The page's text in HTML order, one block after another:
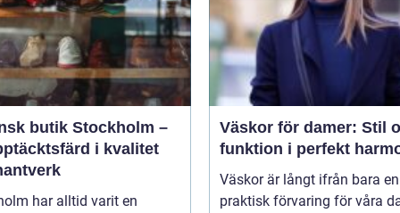
butik Stockholm –
i kvalitet
har alltid varit en
Väskor för damer: Stil
funktion i perfekt
Väskor är långt ifrån bara en
praktisk förvaring för våra